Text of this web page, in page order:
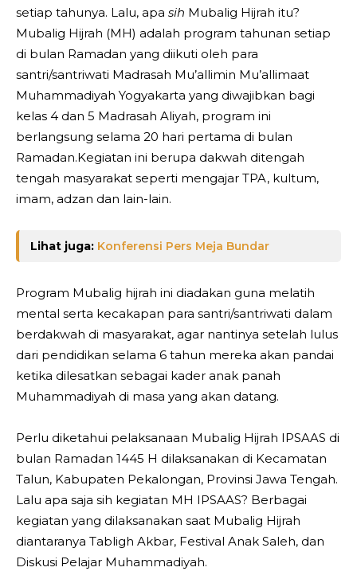
setiap tahunya. Lalu, apa sih Mubalig Hijrah itu?
Mubalig Hijrah (MH) adalah program tahunan setiap
di bulan Ramadan yang diikuti oleh para
santri/santriwati Madrasah Mu’allimin Mu’allimaat
Muhammadiyah Yogyakarta yang diwajibkan bagi
kelas 4 dan 5 Madrasah Aliyah, program ini
berlangsung selama 20 hari pertama di bulan
Ramadan.Kegiatan ini berupa dakwah ditengah
tengah masyarakat seperti mengajar TPA, kultum,
imam, adzan dan lain-lain.
Lihat juga: Konferensi Pers Meja Bundar
Program Mubalig hijrah ini diadakan guna melatih
mental serta kecakapan para santri/santriwati dalam
berdakwah di masyarakat, agar nantinya setelah lulus
dari pendidikan selama 6 tahun mereka akan pandai
ketika dilesatkan sebagai kader anak panah
Muhammadiyah di masa yang akan datang.
Perlu diketahui pelaksanaan Mubalig Hijrah IPSAAS di
bulan Ramadan 1445 H dilaksanakan di Kecamatan
Talun, Kabupaten Pekalongan, Provinsi Jawa Tengah.
Lalu apa saja sih kegiatan MH IPSAAS? Berbagai
kegiatan yang dilaksanakan saat Mubalig Hijrah
diantaranya Tabligh Akbar, Festival Anak Saleh, dan
Diskusi Pelajar Muhammadiyah.